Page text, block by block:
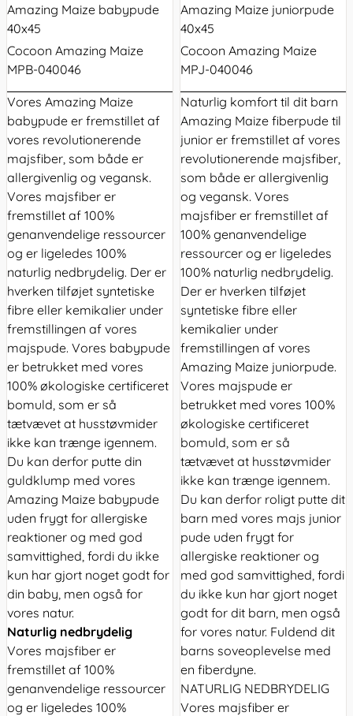
Amazing Maize babypude
40x45
Cocoon Amazing Maize
MPB-040046
Vores Amazing Maize
babypude er fremstillet af
vores revolutionerende
majsfiber, som både er
allergivenlig og vegansk.
Vores majsfiber er
fremstillet af 100%
genanvendelige ressourcer
og er ligeledes 100%
naturlig nedbrydelig. Der er
hverken tilføjet syntetiske
fibre eller kemikalier under
fremstillingen af vores
majspude. Vores babypude
er betrukket med vores
100% økologiske certificeret
bomuld, som er så
tætvævet at husstøvmider
ikke kan trænge igennem.
Du kan derfor putte din
guldklump med vores
Amazing Maize babypude
uden frygt for allergiske
reaktioner og med god
samvittighed, fordi du ikke
kun har gjort noget godt for
din baby, men også for
vores natur.
Naturlig nedbrydelig
Vores majsfiber er
fremstillet af 100%
genanvendelige ressourcer
og er ligeledes 100%
Amazing Maize juniorpude
40x45
Cocoon Amazing Maize
MPJ-040046
Naturlig komfort til dit barn
Amazing Maize fiberpude til
junior er fremstillet af vores
revolutionerende majsfiber,
som både er allergivenlig
og vegansk. Vores
majsfiber er fremstillet af
100% genanvendelige
ressourcer og er ligeledes
100% naturlig nedbrydelig.
Der er hverken tilføjet
syntetiske fibre eller
kemikalier under
fremstillingen af vores
Amazing Maize juniorpude.
Vores majspude er
betrukket med vores 100%
økologiske certificeret
bomuld, som er så
tætvævet at husstøvmider
ikke kan trænge igennem.
Du kan derfor roligt putte dit
barn med vores majs junior
pude uden frygt for
allergiske reaktioner og
med god samvittighed, fordi
du ikke kun har gjort noget
godt for dit barn, men også
for vores natur. Fuldend dit
barns soveoplevelse med
en fiberdyne.
NATURLIG NEDBRYDELIG
Vores majsfiber er